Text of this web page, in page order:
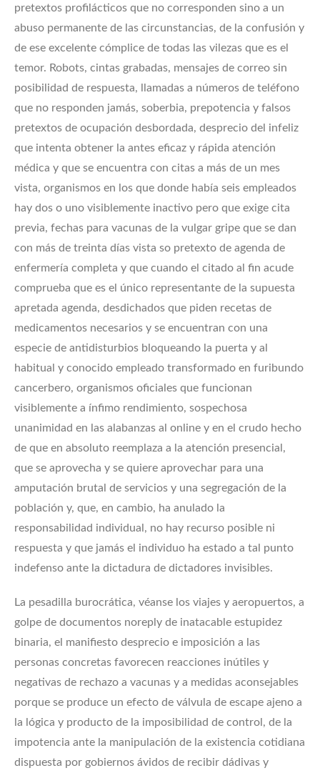
pretextos profilácticos que no corresponden sino a un
abuso permanente de las circunstancias, de la confusión y
de ese excelente cómplice de todas las vilezas que es el
temor. Robots, cintas grabadas, mensajes de correo sin
posibilidad de respuesta, llamadas a números de teléfono
que no responden jamás, soberbia, prepotencia y falsos
pretextos de ocupación desbordada, desprecio del infeliz
que intenta obtener la antes eficaz y rápida atención
médica y que se encuentra con citas a más de un mes
vista, organismos en los que donde había seis empleados
hay dos o uno visiblemente inactivo pero que exige cita
previa, fechas para vacunas de la vulgar gripe que se dan
con más de treinta días vista so pretexto de agenda de
enfermería completa y que cuando el citado al fin acude
comprueba que es el único representante de la supuesta
apretada agenda, desdichados que piden recetas de
medicamentos necesarios y se encuentran con una
especie de antidisturbios bloqueando la puerta y al
habitual y conocido empleado transformado en furibundo
cancerbero, organismos oficiales que funcionan
visiblemente a ínfimo rendimiento, sospechosa
unanimidad en las alabanzas al online y en el crudo hecho
de que en absoluto reemplaza a la atención presencial,
que se aprovecha y se quiere aprovechar para una
amputación brutal de servicios y una segregación de la
población y, que, en cambio, ha anulado la
responsabilidad individual, no hay recurso posible ni
respuesta y que jamás el individuo ha estado a tal punto
indefenso ante la dictadura de dictadores invisibles.
La pesadilla burocrática, véanse los viajes y aeropuertos, a
golpe de documentos noreply de inatacable estupidez
binaria, el manifiesto desprecio e imposición a las
personas concretas favorecen reacciones inútiles y
negativas de rechazo a vacunas y a medidas aconsejables
porque se produce un efecto de válvula de escape ajeno a
la lógica y producto de la imposibilidad de control, de la
impotencia ante la manipulación de la existencia cotidiana
dispuesta por gobiernos ávidos de recibir dádivas y